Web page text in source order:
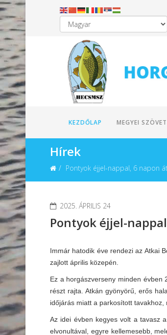
KEZDŐLAP MEGYEI
Hírek
Pontyok éjjel-nappal, 6 napon
2025. ÁPRILIS 24
Pontyok éjjel-
Immár hatodik éve rendezi az Atkai
zajlott április közepén.
Ez a horgászverseny minden évben
részt rajta. Atkán gyönyörű, erős
időjárás miatt a parkosított
Az idei évben kegyes volt a tavasz
elvonultával, egyre kellemesebb,